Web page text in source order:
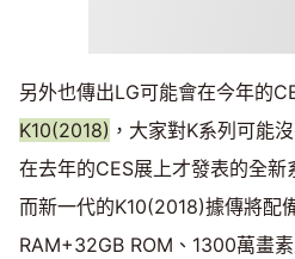
另外也傳出LG可能會在今年的
K10(2018) ，大家對K系列可能
在去年的CES展上才發表的全新
而新一代的K10(2018)據傳將配
RAM+32GB ROM、1300萬畫